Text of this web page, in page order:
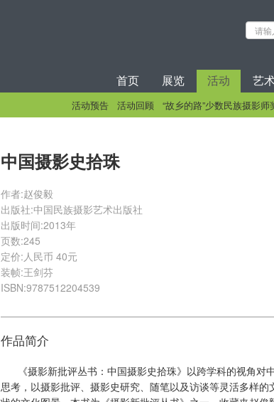
首页 展览 活动 艺
活动预告 活动回顾 “故乡的路”少数民族摄影师
中国摄影史拾珠
作者:赵俊毅
出版社:中国民族摄影艺术出版社
出版时间:2013年
页数:245
定价:人民币 40元
装帧:王剑芬
ISBN:9787512204539
作品简介
《摄影新批评丛书：中国摄影史拾珠》以跨学科的视角
思考，以摄影批评、摄影史研究、随笔以及访谈等灵活多样